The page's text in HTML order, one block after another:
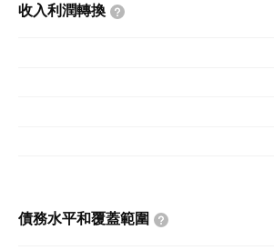
收入利潤轉換
債務水平和覆蓋範圍